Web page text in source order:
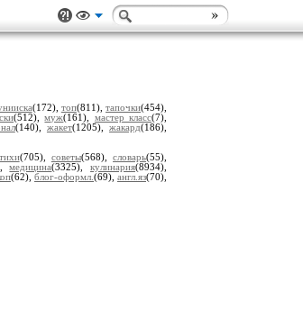
(172), топ(811),тапочки(454),
(512),муж(161), мастер класс(7),
(140), жакет(1205),жакард(186),
(705), советы(568),словарь(55),
медицина(3325),кулинария(8934),
(62), блог-оформл. (69), англ.яз(70),